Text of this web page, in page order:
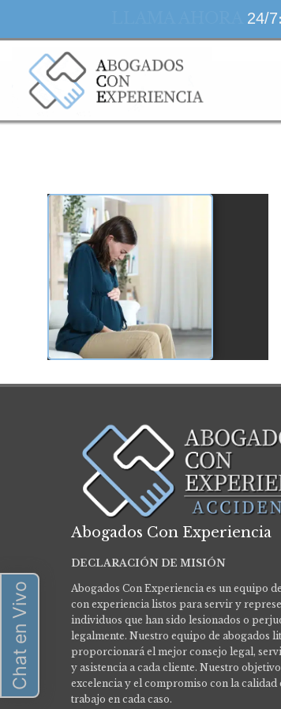
24/7:
Abogados Con Experiencia
DECLARACIÓN DE MISIÓN
Abogados Con Experiencia es un equipo
con experiencia listos para servir y
individuos que han sido lesionados o
legalmente. Nuestro equipo de abogados
proporcionará el mejor consejo legal,
y asistencia a cada cliente. Nuestro
excelencia y el compromiso con la calidad
trabajo en cada caso.
Chat en Vivo